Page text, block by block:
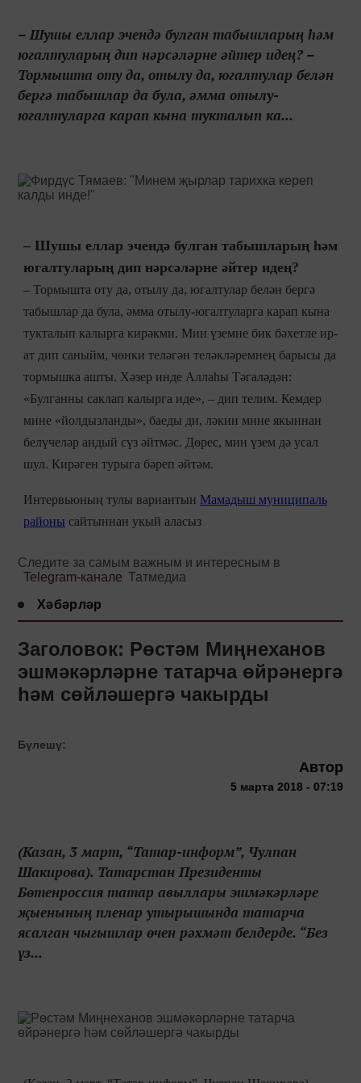
– Шушы еллар эчендә булган табышларың һәм
югалтуларың дип нәрсәләрне әйтер идең? –
Тормышта оту да, отылу да, югалтулар белән
бергә табышлар да була, әмма отылу-
югалтуларга карап кына тукталып ка...
– Шушы еллар эчендә булган табышларың һәм
югалтуларың дип нәрсәләрне әйтер идең?
– Тормышта оту да, отылу да, югалтулар белән бергә
табышлар да була, әмма отылу-югалтуларга карап кына
тукталып калырга кирәкми. Мин үземне бик бәхетле ир-
ат дип саныйм, чөнки теләгән теләкләремнең барысы да
тормышка ашты. Хәзер инде Аллаһы Тәгаләдән:
«Булганны саклап калырга иде», – дип телим. Кемдер
мине «йолдызланды», баеды ди, ләкин мине якыннан
белүчеләр андый сүз әйтмәс. Дөрес, мин үзем дә усал
шул. Кирәген турыга бәреп әйтәм.
Интервьюның тулы вариантын Мамадыш муниципаль
районы сайтыннан укый аласыз
Следите за самым важным и интересным в
Telegram-канале Татмедиа
Хәбәрләр
Заголовок: Рөстәм Миңнеханов
эшмәкәрләрне татарча өйрәнергә
һәм сөйләшергә чакырды
Бүлешү:
Автор
5 марта 2018 - 07:19
(Казан, 3 март, “Татар-информ”, Чулпан
Шакирова). Татарстан Президенты
Бөтенроссия татар авыллары эшмәкәрләре
җыенының пленар утырышында татарча
ясалган чыгышлар өчен рәхмәт белдерде. “Без
үз...